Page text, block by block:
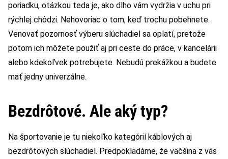
poriadku, otázkou teda je, ako dlho vám vydržia v uchu pri
rýchlej chôdzi. Nehovoriac o tom, keď trochu pobehnete.
Venovať pozornosť výberu slúchadiel sa oplatí, pretože
potom ich môžete použiť aj pri ceste do práce, v kancelárii
alebo kdekoľvek potrebujete. Nebudú prekážkou a budete
mať jedny univerzálne.
Bezdrôtové. Ale aký typ?
Na športovanie je tu niekoľko kategórií káblových aj
bezdrôtových slúchadiel. Predpokladáme, že väčšina z vás